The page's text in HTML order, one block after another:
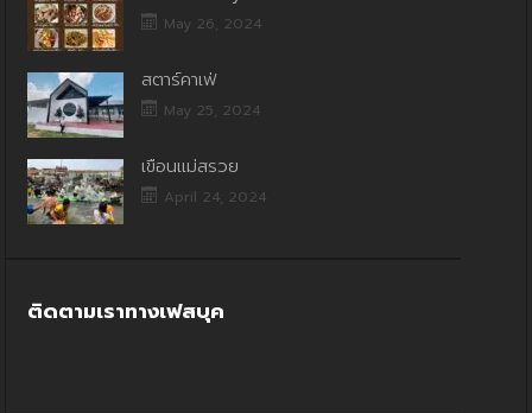
May 26, 2024
สตาร์คาเฟ่
May 25, 2024
เขื่อนแม่สรวย
April 24, 2024
ติดตามเราทางเฟสบุค